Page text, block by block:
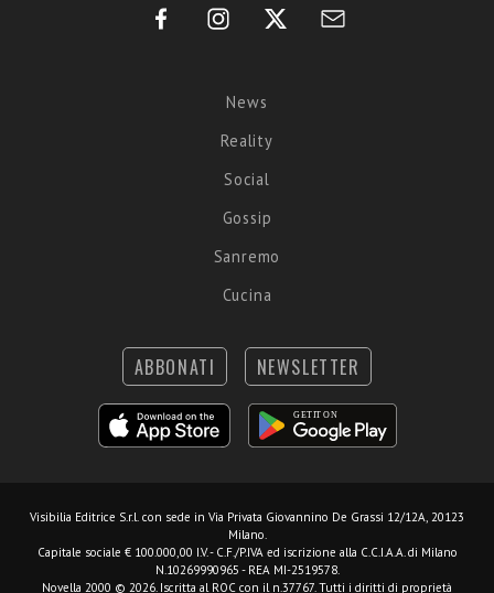
News
Reality
Social
Gossip
Sanremo
Cucina
ABBONATI NEWSLETTER
Visibilia Editrice S.r.l. con sede in Via Privata Giovannino De Grassi 12/12A, 20123
Milano.
Capitale sociale € 100.000,00 I.V. - C.F./P.IVA ed iscrizione alla C.C.I.A.A. di Milano
N.10269990965 - REA MI-2519578.
Novella 2000 © 2026. Iscritta al ROC con il n.37767. Tutti i diritti di proprietà